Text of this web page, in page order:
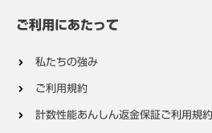
ご利用にあたって
私たちの強み
ご利用規約
計数性能あんしん返金保証ご利用規約